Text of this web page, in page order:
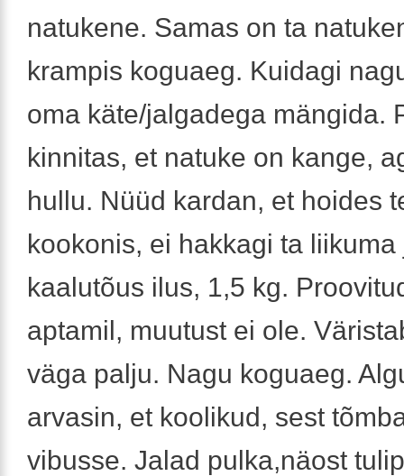
natukene. Samas on ta
krampis koguaeg. Kuidagi
oma käte/jalgadega mängida.
kinnitas, et natuke on kange,
hullu. Nüüd kardan, et hoides
kookonis, ei hakkagi ta
kaalutõus ilus, 1,5 kg.
aptamil, muutust ei ole.
väga palju. Nagu koguaeg.
arvasin, et koolikud, sest
vibusse. Jalad pulka,näost